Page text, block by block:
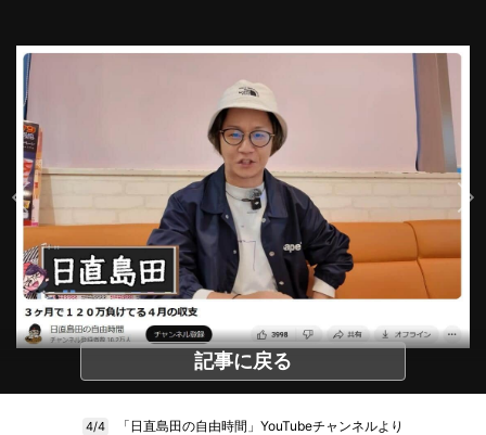
記事に戻る
4/4 「日直島田の自由時間」YouTubeチャンネルより